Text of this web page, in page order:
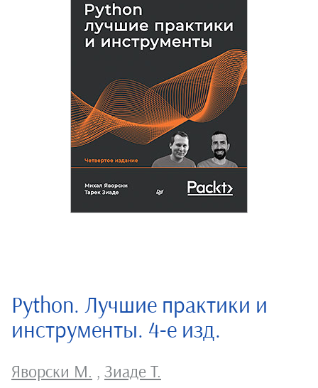
Python. Лучшие практики и
инструменты. 4-е изд.
Яворски М. , Зиаде Т.